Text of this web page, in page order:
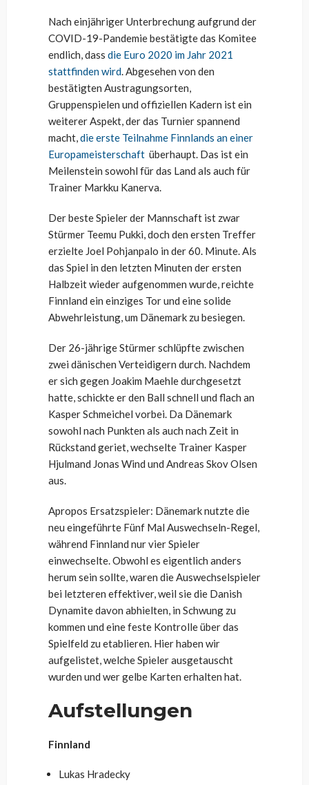
Nach einjähriger Unterbrechung aufgrund der
COVID-19-Pandemie bestätigte das Komitee
endlich, dass die Euro 2020 im Jahr 2021
stattfinden wird. Abgesehen von den
bestätigten Austragungsorten,
Gruppenspielen und offiziellen Kadern ist ein
weiterer Aspekt, der das Turnier spannend
macht,die erste Teilnahme Finnlands an einer
Europameisterschaft überhaupt. Das ist ein
Meilenstein sowohl für das Land als auch für
Trainer Markku Kanerva.
Der beste Spieler der Mannschaft ist zwar
Stürmer Teemu Pukki, doch den ersten Treffer
erzielte Joel Pohjanpalo in der 60. Minute. Als
das Spiel in den letzten Minuten der ersten
Halbzeit wieder aufgenommen wurde, reichte
Finnland ein einziges Tor und eine solide
Abwehrleistung, um Dänemark zu besiegen.
Der 26-jährige Stürmer schlüpfte zwischen
zwei dänischen Verteidigern durch. Nachdem
er sich gegen Joakim Maehle durchgesetzt
hatte, schickte er den Ball schnell und flach an
Kasper Schmeichel vorbei. Da Dänemark
sowohl nach Punkten als auch nach Zeit in
Rückstand geriet, wechselte Trainer Kasper
Hjulmand Jonas Wind und Andreas Skov Olsen
aus.
Apropos Ersatzspieler: Dänemark nutzte die
neu eingeführte Fünf Mal Auswechseln-Regel,
während Finnland nur vier Spieler
einwechselte. Obwohl es eigentlich anders
herum sein sollte, waren die Auswechselspieler
bei letzteren effektiver, weil sie die Danish
Dynamite davon abhielten, in Schwung zu
kommen und eine feste Kontrolle über das
Spielfeld zu etablieren. Hier haben wir
aufgelistet, welche Spieler ausgetauscht
wurden und wer gelbe Karten erhalten hat.
Aufstellungen
Finnland
Lukas Hradecky